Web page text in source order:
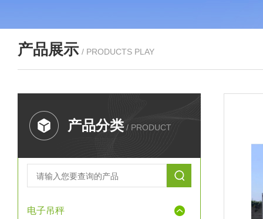
产品展示 / PRODUCTS PLAY
产品分类 / PRODUCT
电子吊秤